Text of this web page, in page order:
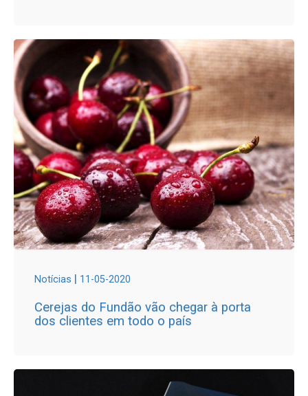
Notícias | 11-05-2020
Cerejas do Fundão vão chegar à porta
dos clientes em todo o país